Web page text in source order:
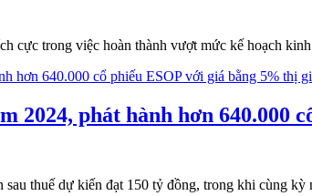
cực trong việc hoàn thành vượt mức kế hoạch
phát hành hơn 640.000
thuế dự kiến đạt 150 tỷ đồng, trong khi cùng